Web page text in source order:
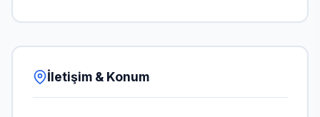
İletişim & Konum